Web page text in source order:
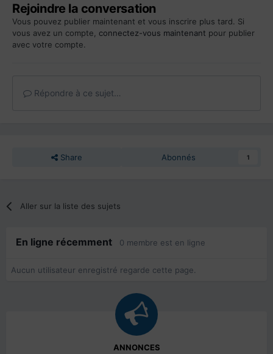
Rejoindre la conversation
Vous pouvez publier maintenant et vous inscrire plus tard. Si
vous avez un compte, connectez-vous maintenant pour publier
avec votre compte.
Répondre à ce sujet…
Share Abonnés 1
Aller sur la liste des sujets
En ligne récemment 0 membre est en ligne
Aucun utilisateur enregistré regarde cette page.
ANNONCES